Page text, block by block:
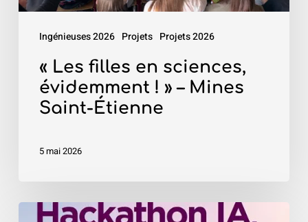
Ingénieuses 2026 Projets Projets 2026
–
Saint-
Étienne
« Les filles en sciences,
évidemment ! » – Mines
Saint-Étienne
5 mai 2026